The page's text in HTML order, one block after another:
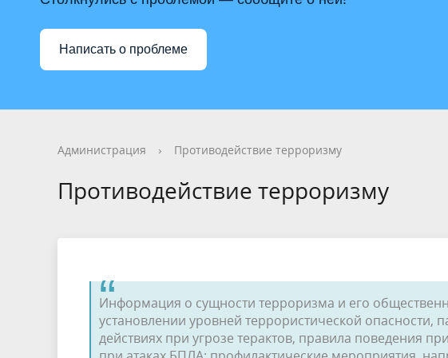
Фотогалерея
Видеогалерея
ЕДДС
Имущество
Муниципальный
Персональные данные
Написать о проблеме
Администрация › Противодействие терроризму
Противодействие терроризму
Информация о сущности терроризма и его
установлении уровней террористической опасности,
действиях при угрозе терактов, правила поведения